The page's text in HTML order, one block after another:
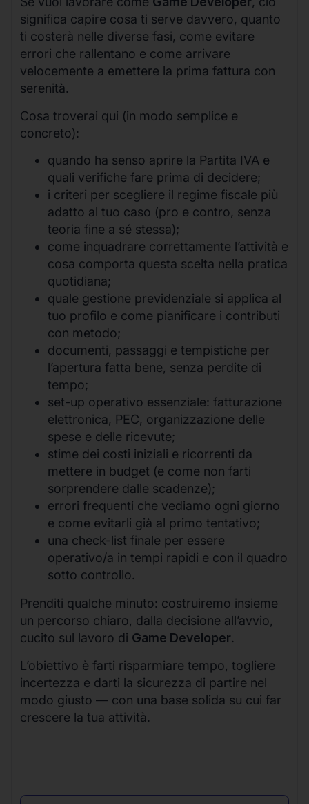
significa capire cosa ti serve davvero, quanto
ti costerà nelle diverse fasi, come evitare
errori che rallentano e come arrivare
velocemente a emettere la prima fattura con
serenità.
Cosa troverai qui (in modo semplice e
concreto):
quando ha senso aprire la Partita IVA e
quali verifiche fare prima di decidere;
i criteri per scegliere il regime fiscale più
adatto al tuo caso (pro e contro, senza
teoria fine a sé stessa);
come inquadrare correttamente l’attività e
cosa comporta questa scelta nella pratica
quotidiana;
quale gestione previdenziale si applica al
tuo profilo e come pianificare i contributi
con metodo;
documenti, passaggi e tempistiche per
l’apertura fatta bene, senza perdite di
tempo;
set-up operativo essenziale: fatturazione
elettronica, PEC, organizzazione delle
spese e delle ricevute;
stime dei costi iniziali e ricorrenti da
mettere in budget (e come non farti
sorprendere dalle scadenze);
errori frequenti che vediamo ogni giorno
e come evitarli già al primo tentativo;
una check-list finale per essere
operativo/a in tempi rapidi e con il quadro
sotto controllo.
Prenditi qualche minuto: costruiremo insieme
un percorso chiaro, dalla decisione all’avvio,
cucito sul lavoro di Game Developer.
L’obiettivo è farti risparmiare tempo, togliere
incertezza e darti la sicurezza di partire nel
modo giusto — con una base solida su cui far
crescere la tua attività.